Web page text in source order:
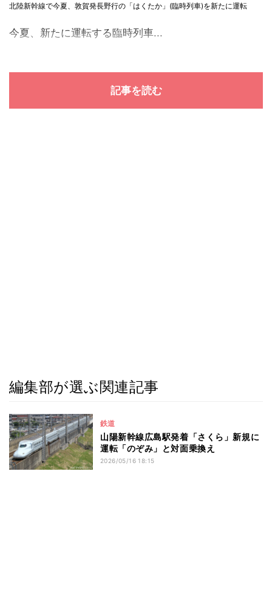
北陸新幹線で今夏、敦賀発長野行の「はくたか」(臨時列車)を新たに運転
今夏、新たに運転する臨時列車...
記事を読む
編集部が選ぶ関連記事
鉄道
山陽新幹線広島駅発着「さくら」新規に
運転「のぞみ」と対面乗換え
2026/05/16 18:15